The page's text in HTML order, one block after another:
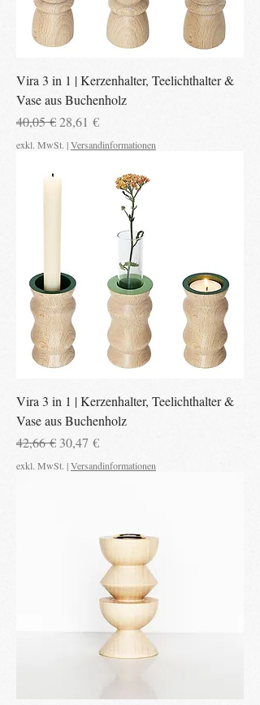
Vira 3 in 1 | Kerzenhalter, Teelichthalter &
Vase aus Buchenholz
Standardpreis
40,05 €Sale-Preis
28,61 €
exkl. MwSt. |Versandinformationen
Vira 3 in 1 | Kerzenhalter, Teelichthalter &
Vase aus Buchenholz
Standardpreis
42,66 € Sale-Preis
30,47 €
exkl. MwSt. |Versandinformationen